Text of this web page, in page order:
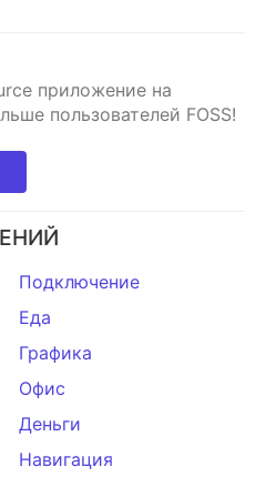
приложение на
пользователей FOSS!
Подключение
Еда
Графика
Офис
Деньги
Навигация